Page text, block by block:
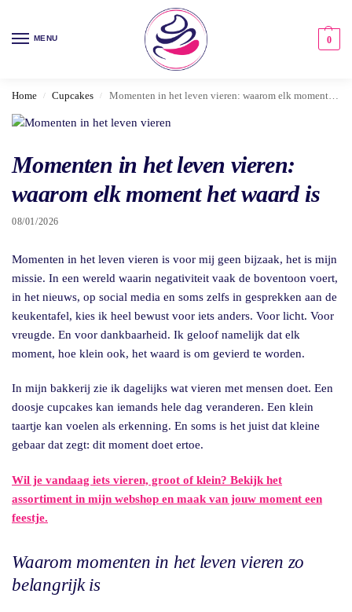
MENU 0
Home / Cupcakes / Momenten in het leven vieren: waarom elk moment het waard is
Momenten in het leven vieren:
waarom elk moment het waard is
08/01/2026
Momenten in het leven vieren is voor mij geen bijzaak, het is mijn
missie. In een wereld waarin negativiteit vaak de boventoon voert,
in het nieuws, op social media en soms zelfs in gesprekken aan de
keukentafel, kies ik heel bewust voor iets anders. Voor licht. Voor
vreugde. En voor dankbaarheid. Ik geloof namelijk dat elk
moment, hoe klein ook, het waard is om gevierd te worden.
In mijn bakkerij zie ik dagelijks wat vieren met mensen doet. Een
doosje cupcakes kan iemands hele dag veranderen. Een klein
taartje kan voelen als erkenning. En soms is het juist dat kleine
gebaar dat zegt: dit moment doet ertoe.
Wil je vandaag iets vieren, groot of klein? Bekijk het
assortiment in mijn webshop en maak van jouw moment een
feestje.
Waarom momenten in het leven vieren zo
belangrijk is